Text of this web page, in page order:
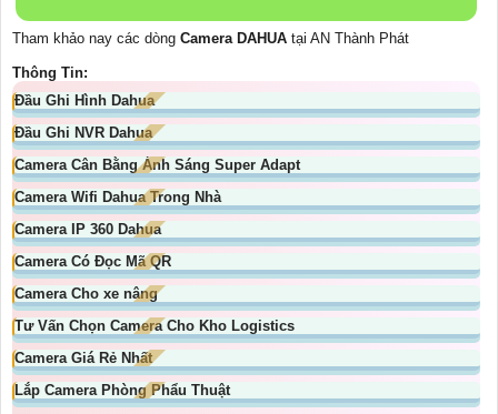
Tham khảo nay các dòng Camera DAHUA tại AN Thành Phát
Thông Tin:
Đầu Ghi Hình Dahua
Đầu Ghi NVR Dahua
Camera Cân Bằng Ánh Sáng Super Adapt
Camera Wifi Dahua Trong Nhà
Camera IP 360 Dahua
Camera Có Đọc Mã QR
Camera Cho xe nâng
Tư Vấn Chọn Camera Cho Kho Logistics
Camera Giá Rẻ Nhất
Lắp Camera Phòng Phẩu Thuật